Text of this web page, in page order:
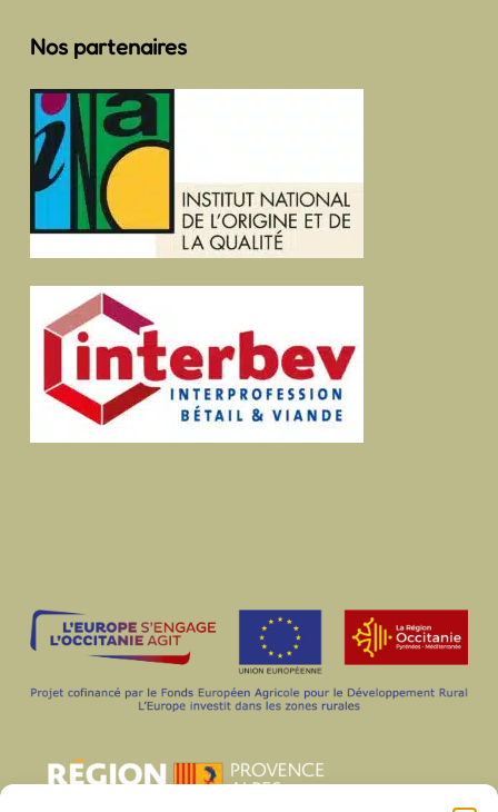
Nos partenaires